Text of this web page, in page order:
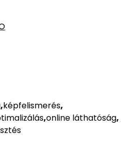
,képfelismerés,
,online láthatóság,